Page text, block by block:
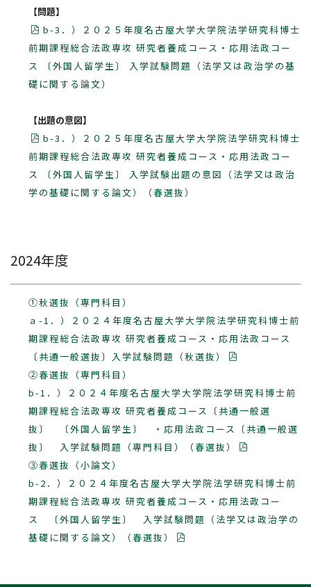
【問題】
b-3．）２０２５年度名古屋大学大学院法学研究科博士
前期課程総合法政専攻 研究者養成コース・応用法政コー
ス 〔外国人留学生〕 入学試験問題（法学又は政治学の基
礎に関する論文）
【出題の意図】
b-3．）２０２５年度名古屋大学大学院法学研究科博士
前期課程総合法政専攻 研究者養成コース・応用法政コー
ス 〔外国人留学生〕 入学試験出題の意図（法学又は政治
学の基礎に関する論文）（春選抜）
2024年度
①秋選抜（専門科目）
ａ-1．）２０２４年度名古屋大学大学院法学研究科博士前
期課程総合法政専攻 研究者養成コース・応用法政コース
〔共通一般選抜〕入学試験問題（秋選抜）
②春選抜（専門科目）
b-1．）２０２４年度名古屋大学大学院法学研究科博士前
期課程総合法政専攻 研究者養成コース〔共通一般選
抜〕 〔外国人留学生〕 ・応用法政コース〔共通一般選
抜〕 入学試験問題（専門科目）（春選抜）
③春選抜（小論文）
b-2．）２０２４年度名古屋大学大学院法学研究科博士前
期課程総合法政専攻 研究者養成コース・応用法政コー
ス 〔外国人留学生〕 入学試験問題（法学又は政治学の
基礎に関する論文）（春選抜）